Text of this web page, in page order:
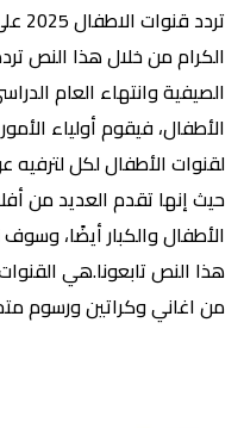
الكرام من خلال هذا النص
الصيفية وانتهاء العام
الأطفال، فيقوم أولياء
لقنوات الأطفال لكل
حيث إنها تقدم العديد من
الأطفال والكبار أيضًا،
هذا النص تابعونا.هي
من اغاني وكراتين ورسوم